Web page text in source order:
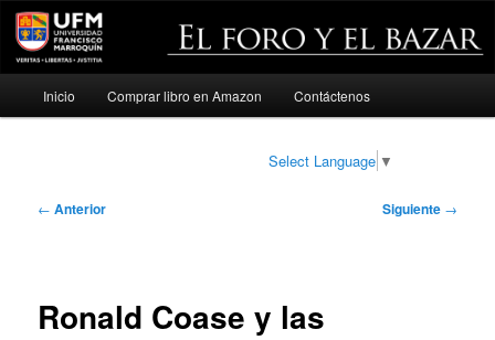
Ir
Inicio Comprar libro en Amazon Contáctenos
Select Language ▼
Navegación
← Anterior Siguiente →
Ronald Coase y las